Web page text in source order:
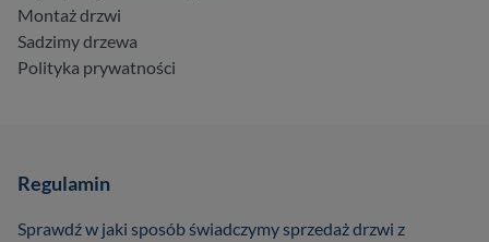
Montaż drzwi
Sadzimy drzewa
Polityka prywatności
Regulamin
Sprawdź w jaki sposób świadczymy sprzedaż drzwi z